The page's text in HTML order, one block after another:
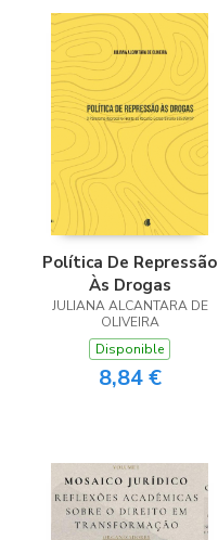
Política De Repressão
Às Drogas
JULIANA ALCANTARA DE
OLIVEIRA
Disponible
8,84 €